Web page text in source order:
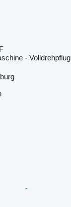
- Volldrehpflug